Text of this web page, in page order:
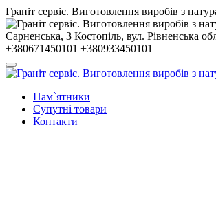
Гранiт сервiс. Виготовлення виробів з
Сарненська, 3 Костопiль, вул. Рiвненська
+380671450101 +380933450101
Пам`ятники
Супутні товари
Контакти